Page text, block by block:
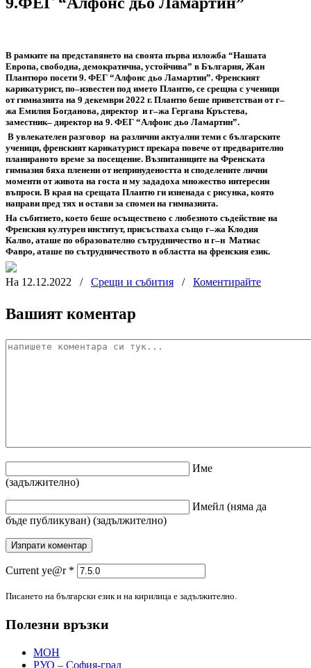
В рамките на представянето на своята първа изложба “Нашата
Европа, свободна, демократична, устойчива” в България, Жан
Плантюро посети 9. ФЕГ “Алфонс дьо Ламартин”. Френският
карикатурист, по–известен под името Плантю, се срещна с ученици
от гимназията на 9 декември 2022 г. Плантю беше приветстван от г–
жа Емилия Богданова, директор и г–жа Гергана Кръстева,
заместник– директор на 9. ФЕГ “Алфонс дьо Ламартин”.
В увлекателен разговор на различни актуални теми с българските
ученици, френският карикатурист прекара повече от предварително
планираното време за посещение. Възпитаниците на Френската
гимназия бяха пленени от непринудеността и споделените лични
моменти от живота на госта и му зададоха множество интересни
въпроси. В края на срещата Плантю ги изненада с рисунка, която
направи пред тях и остави за спомен на гимназията.
На събитието, което беше осъществено с любезното съдействие на
Френския културен институт, присъстваха също г–жа Клодия
Калво, аташе по образователно сътрудничество и г–н Матиас
Фавро, аташе по сътрудничеството в областта на френския език.
На 12.12.2022 / Срещи и събития / Коментирайте
Вашият коментар
Име
(задължително)
Имейл (няма да
бъде публикуван) (задължително)
Current ye@r *
Писането на български език и на кирилица е задължително.
Полезни връзки
МОН
РУО – София-град